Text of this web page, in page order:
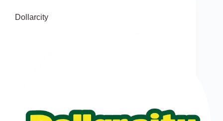
Dollarcity